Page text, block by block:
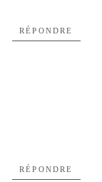
RÉPONDRE
RÉPONDRE